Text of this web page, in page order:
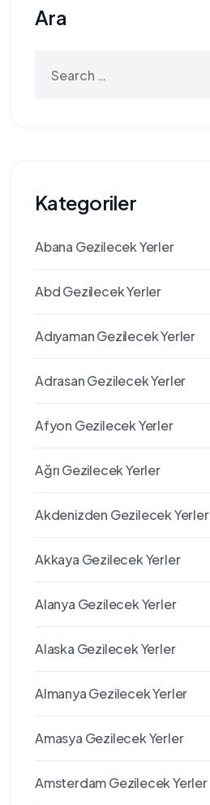
Ara
for:
Kategoriler
Abana Gezilecek Yerler
Abd Gezilecek Yerler
Adıyaman Gezilecek Yerler
Adrasan Gezilecek Yerler
Afyon Gezilecek Yerler
Ağrı Gezilecek Yerler
Akdenizden Gezilecek Yerler
Akkaya Gezilecek Yerler
Alanya Gezilecek Yerler
Alaska Gezilecek Yerler
Almanya Gezilecek Yerler
Amasya Gezilecek Yerler
Amsterdam Gezilecek Yerler